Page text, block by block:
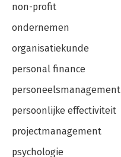
non-profit
ondernemen
organisatiekunde
personal finance
personeelsmanagement
persoonlijke effectiviteit
projectmanagement
psychologie